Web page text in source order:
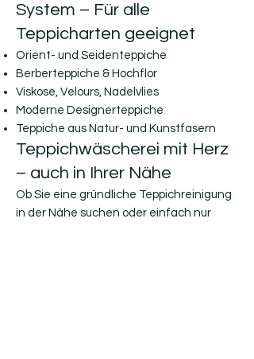
System – Für alle
Teppicharten geeignet
Orient- und Seidenteppiche
Berberteppiche & Hochflor
Viskose, Velours, Nadelvlies
Moderne Designerteppiche
Teppiche aus Natur- und Kunstfasern
Teppichwäscherei mit Herz
– auch in Ihrer Nähe
Ob Sie eine gründliche Teppichreinigung
in der Nähe suchen oder einfach nur